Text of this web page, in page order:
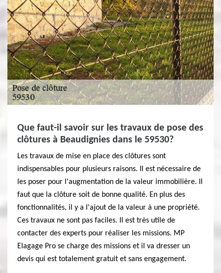
Que faut-il savoir sur les travaux de pose des
clôtures à Beaudignies dans le 59530?
Les travaux de mise en place des clôtures sont
indispensables pour plusieurs raisons. Il est nécessaire de
les poser pour l'augmentation de la valeur immobilière. Il
faut que la clôture soit de bonne qualité. En plus des
fonctionnalités, il y a l'ajout de la valeur à une propriété.
Ces travaux ne sont pas faciles. Il est très utile de
contacter des experts pour réaliser les missions. MP
Elagage Pro se charge des missions et il va dresser un
devis qui est totalement gratuit et sans engagement.